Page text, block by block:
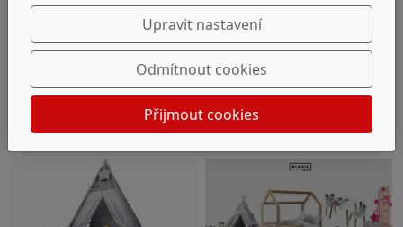
Upravit nastavení
Odmítnout cookies
Přijmout cookies